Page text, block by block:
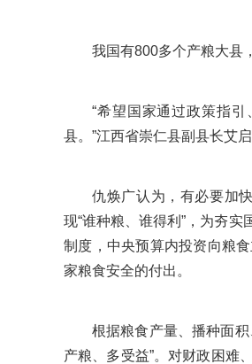
我国有800多个产粮大县
“希望国家通过政策指
县。”江西省崇仁县副县长艾启
仇焕广认为，有必要加
现“谁种粮、谁得利”，为夯
制度，中央预算内投资向粮
家粮食安全的付出。
根据粮食产量、播种面
产粮、多受益”。对财政困难